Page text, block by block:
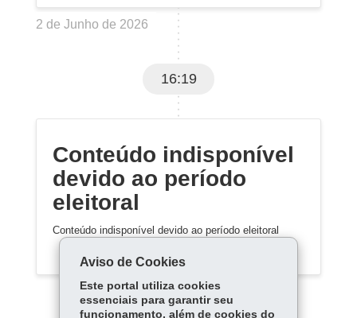
2 de Junho de 2026
16:19
Conteúdo indisponível
devido ao período
eleitoral
Conteúdo indisponível devido ao período eleitoral
Aviso de Cookies
Este portal utiliza cookies
essenciais para garantir seu
funcionamento, além de cookies do